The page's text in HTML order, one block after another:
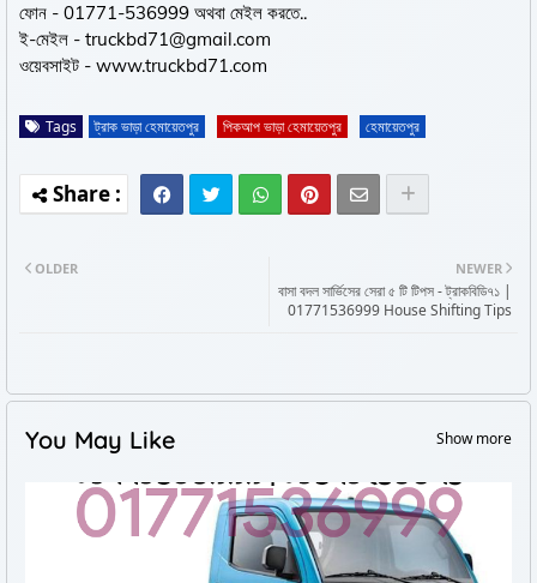
ফোন - 01771-536999 অথবা মেইল করতে..
ই-মেইল - truckbd71@gmail.com
ওয়েবসাইট - www.truckbd71.com
Tags ট্রাক ভাড়া হেমায়েতপুর পিকআপ ভাড়া হেমায়েতপুর হেমায়েতপুর
NEWER
বাসা বদল সার্ভিসের সেরা ৫ টি টিপস - ট্রাকবিডি৭১ |
01771536999 House Shifting Tips
OLDER
You May Like Show more